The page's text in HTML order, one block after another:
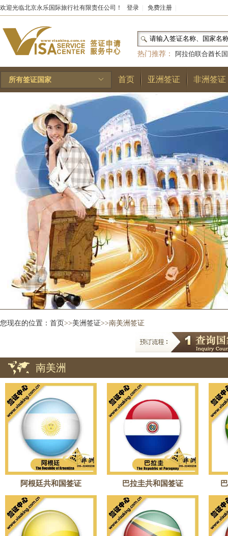
欢迎光临北京永乐国际旅行社有限责任公司！ 登录 免费注册
热门推荐：
阿拉伯联合酋长国
和国|布基纳法索|巴勒斯坦
林王国|安道尔公国|
所有签证国家 首页 亚洲签证 非洲签证
您现在的位置： 首页>>美洲签证>>南美洲签证
南美洲
阿根廷共和国签证 巴拉圭共和国签证